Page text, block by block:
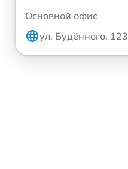
Основной офис
ул. Будённого, 123